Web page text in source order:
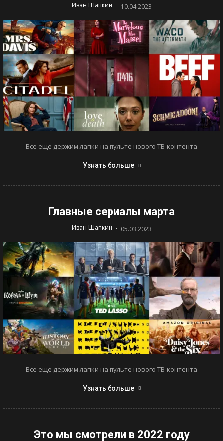
Иван Шапкин - 10.04.2023
Все еще держим лапки на пульте нового ТВ-контента
Узнать больше
Главные сериалы марта
Иван Шапкин - 05.03.2023
Все еще держим лапки на пульте нового ТВ-контента
Узнать больше
Это мы смотрели в 2022 году